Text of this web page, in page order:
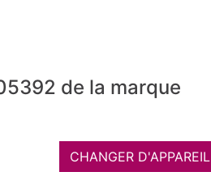
de la marque
CHANGER D'APPAREIL